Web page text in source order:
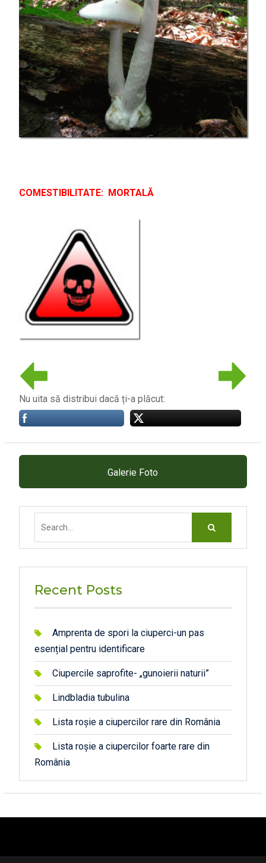
COMESTIBILITATE: MORTALĂ
Nu uita să distribui dacă ți-a plăcut:
Galerie Foto
Recent Posts
Amprenta de spori la ciuperci-un pas
esențial pentru identificare
Ciupercile saprofite- „gunoierii naturii”
Lindbladia tubulina
Lista roșie a ciupercilor rare din România
Lista roșie a ciupercilor foarte rare din
România